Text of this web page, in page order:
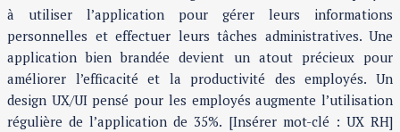
à utiliser l’application pour gérer leurs informations
personnelles et effectuer leurs tâches administratives. Une
application bien brandée devient un atout précieux pour
améliorer l’efficacité et la productivité des employés. Un
design UX/UI pensé pour les employés augmente l’utilisation
régulière de l’application de 35%. [Insérer mot-clé : UX RH]